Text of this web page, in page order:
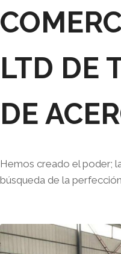
LTD DE
DE
Hemos creado el poder;
búsqueda de la